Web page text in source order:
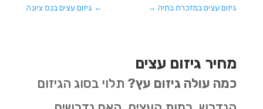
← גיזום עצים בנס ציונה גיזום עצים במזכרת בתיה→
מחיר גיזום עצים
כמה עולה גיזום עץ? תלוי בסוג הגיזום